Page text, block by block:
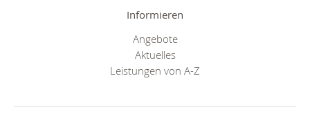
Informieren
Angebote
Aktuelles
Leistungen von A-Z